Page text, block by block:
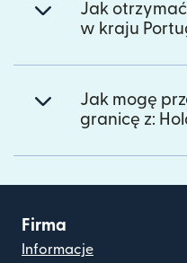
Jak
w kraju
Jak mogę
granicę z:
Firma
Informacje